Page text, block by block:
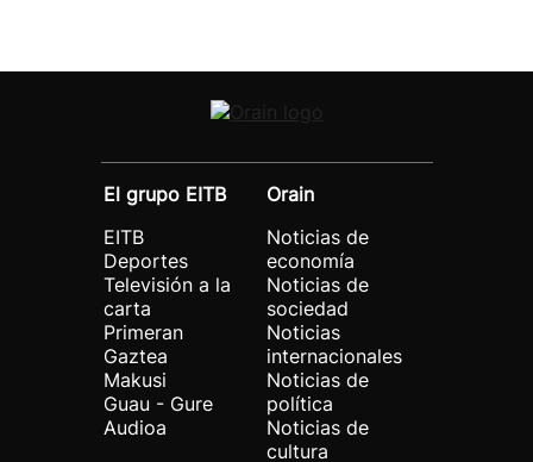
El grupo EITB
EITB
Deportes
Televisión a la
carta
Primeran
Gaztea
Makusi
Guau - Gure
Audioa
Orain
Noticias de
economía
Noticias de
sociedad
Noticias
internacionales
Noticias de
política
Noticias de
cultura